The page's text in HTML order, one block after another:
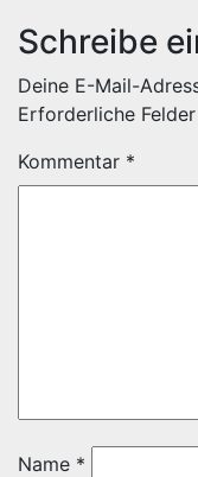
Schreibe
Deine E-Mail-
Erforderliche
Kommentar *
Name *